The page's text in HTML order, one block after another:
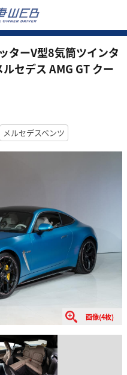
ターV型8気筒ツインタ
セデス AMG GT クー
メルセデスベンツ
画像(4枚)